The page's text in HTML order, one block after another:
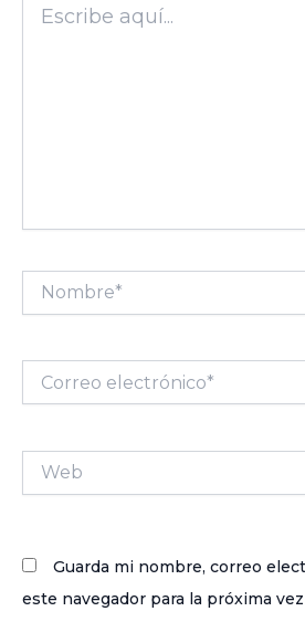
aquí...
Nombre*
electrónico*
Web
Guarda mi nombre, correo
este navegador para la próxima